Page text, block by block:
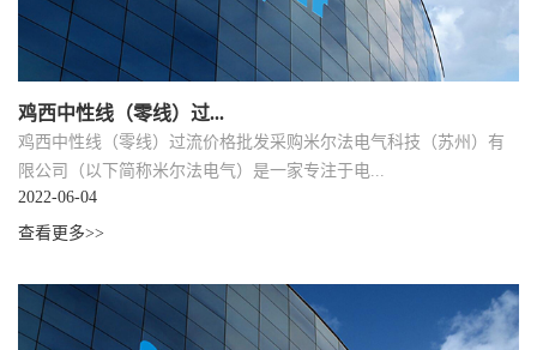
鸡西中性线（零线）过...
鸡西中性线（零线）过流价格批发采购米尔法电气科技（苏州）有
限公司（以下简称米尔法电气）是一家专注于电...
2022-06-04
查看更多>>